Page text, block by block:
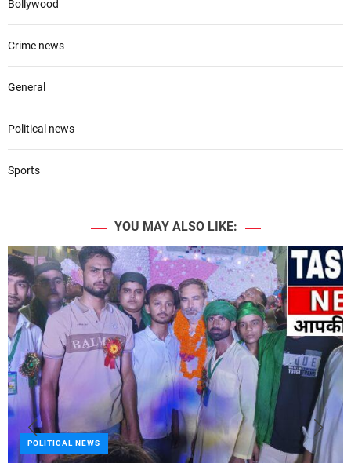
Bollywood
Crime news
General
Political news
Sports
YOU MAY ALSO LIKE:
POLITICAL NEWS